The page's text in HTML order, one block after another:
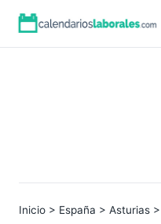
Inicio > España > Asturias >